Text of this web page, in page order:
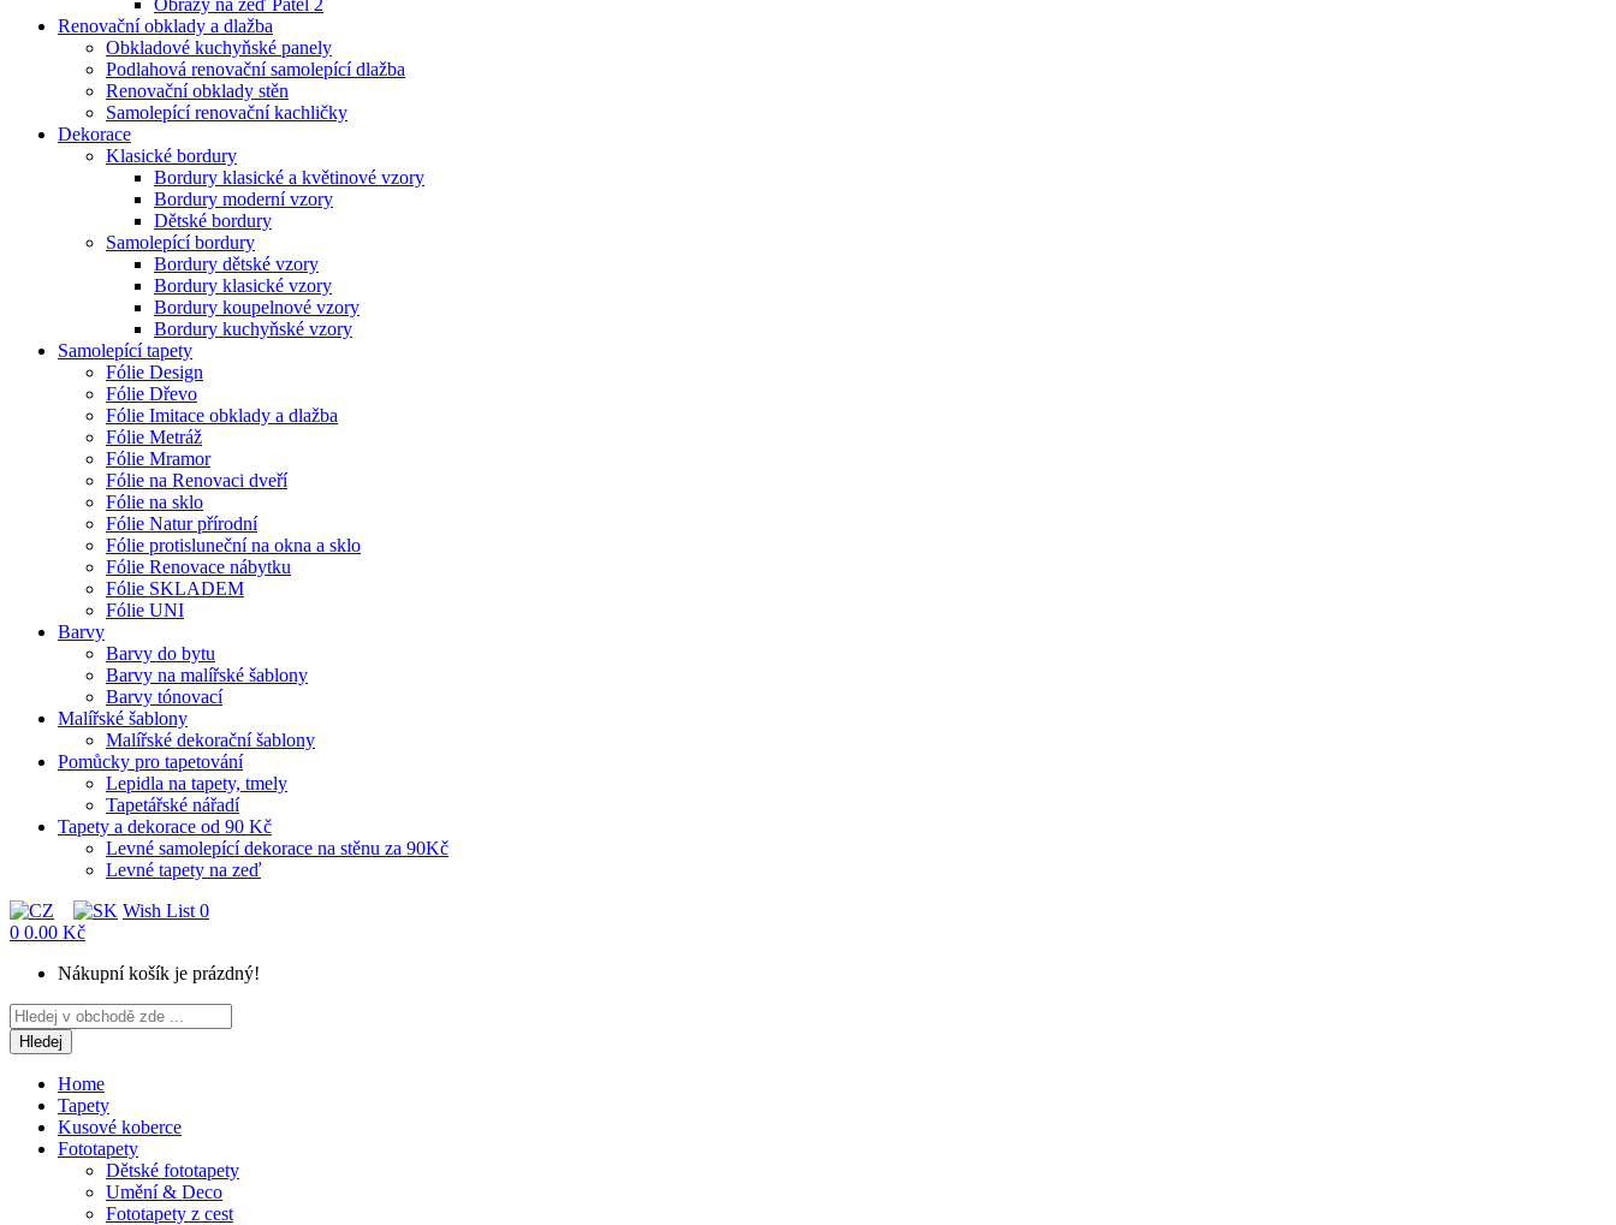
Renovační obklady a dlažba
Obkladové kuchyňské panely
Podlahová renovační samolepící dlažba
Renovační obklady stěn
Samolepící renovační kachličky
Dekorace
Klasické bordury
Bordury klasické a květinové vzory
Bordury moderní vzory
Dětské bordury
Samolepící bordury
Bordury dětské vzory
Bordury klasické vzory
Bordury koupelnové vzory
Bordury kuchyňské vzory
Samolepící tapety
Fólie Design
Fólie Dřevo
Fólie Imitace obklady a dlažba
Fólie Metráž
Fólie Mramor
Fólie na Renovaci dveří
Fólie na sklo
Fólie Natur přírodní
Fólie protisluneční na okna a sklo
Fólie Renovace nábytku
Fólie SKLADEM
Fólie UNI
Barvy
Barvy do bytu
Barvy na malířské šablony
Barvy tónovací
Malířské šablony
Malířské dekorační šablony
Pomůcky pro tapetování
Lepidla na tapety, tmely
Tapetářské nářadí
Tapety a dekorace od 90 Kč
Levné samolepící dekorace na stěnu za 90Kč
Levné tapety na zeď
Wish List 0
0 0.00 Kč
Nákupní košík je prázdný!
Hledej
Home
Tapety
Kusové koberce
Fototapety
Dětské fototapety
Umění & Deco
Fototapety z cest